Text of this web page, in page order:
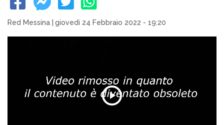
Red Messina giovedì 24 Febbraio 2022 - 19:20
Play
Video